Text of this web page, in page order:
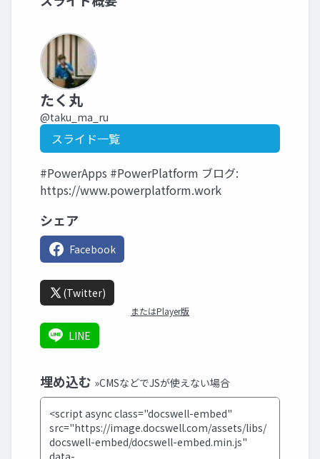
たく丸
@taku_ma_ru
スライド一覧
#PowerApps #PowerPlatform ブログ:
https://www.powerplatform.work
シェア
Facebook
(Twitter)
またはPlayer版
LINE
埋め込む »CMSなどでJSが使えない場合